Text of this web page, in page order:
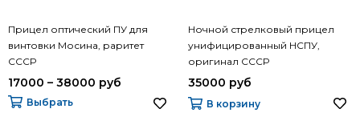
Прицел оптический ПУ для
винтовки Мосина, раритет
СССР
17000 – 38000 руб
Выбрать
Ночной стрелковый прицел
унифицированный НСПУ,
оригинал СССР
35000 руб
В корзину